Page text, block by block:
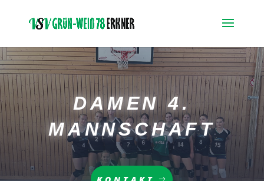
DAMEN 4.
MANNSCHAFT